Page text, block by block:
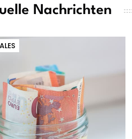
Nachrichten